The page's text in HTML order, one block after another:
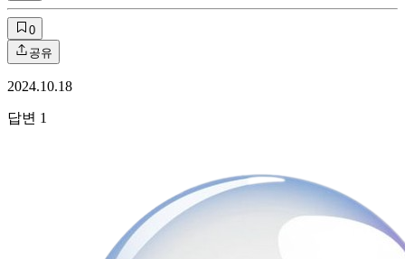
0
공유
2024.10.18
답변 1